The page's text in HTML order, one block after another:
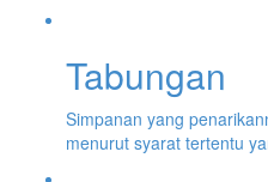
Tabungan
Simpanan yang
menurut syarat tertentu